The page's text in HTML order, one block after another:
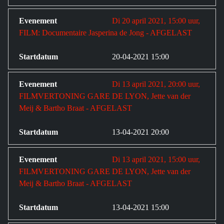
Di 20 april 2021, 15:00 uur,
FILM: Documentaire Jasperina de Jong - AFGELAST
20-04-2021 15:00
Di 13 april 2021, 20:00 uur,
FILMVERTONING GARE DE LYON, Jette van der
Meij & Bartho Braat - AFGELAST
13-04-2021 20:00
Di 13 april 2021, 15:00 uur,
FILMVERTONING GARE DE LYON, Jette van der
Meij & Bartho Braat - AFGELAST
13-04-2021 15:00